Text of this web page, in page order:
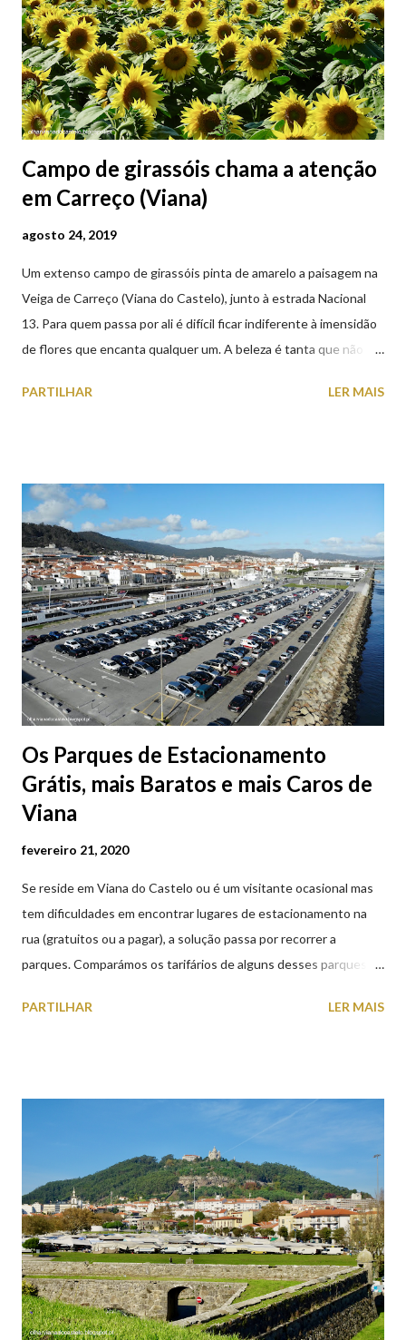
Campo de girassóis chama a atenção
em Carreço (Viana)
agosto 24, 2019
Um extenso campo de girassóis pinta de amarelo a paisagem na
Veiga de Carreço (Viana do Castelo), junto à estrada Nacional
13. Para quem passa por ali é difícil ficar indiferente à imensidão
de flores que encanta qualquer um. A beleza é tanta que não
aproveite a paisagem como cenário para tirar algumas
PARTILHAR LER MAIS
Os Parques de Estacionamento
Grátis, mais Baratos e mais Caros de
Viana
fevereiro 21, 2020
Se reside em Viana do Castelo ou é um visitante ocasional mas
tem dificuldades em encontrar lugares de estacionamento na
rua (gratuitos ou a pagar), a solução passa por recorrer a
parques. Comparámos os tarifários de alguns desses parques de
subterrâneos) perto do centro da cidade (entenda-se por
subterrâneos. O Parque da Estação Viana Shopping é grátis de
2ª a 5ª feira a partir das 20:00 (DIAS ÚTEIS)
PARTILHAR LER MAIS